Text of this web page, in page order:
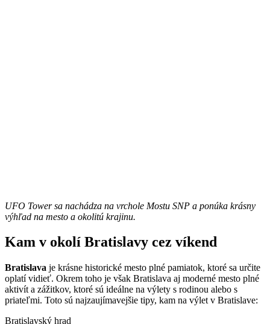
UFO Tower sa nachádza na vrchole Mostu SNP a ponúka krásny
výhľad na mesto a okolitú krajinu.
Kam v okolí Bratislavy cez víkend
Bratislava je krásne historické mesto plné pamiatok, ktoré sa určite
oplatí vidieť. Okrem toho je však Bratislava aj moderné mesto plné
aktivít a zážitkov, ktoré sú ideálne na výlety s rodinou alebo s
priateľmi. Toto sú najzaujímavejšie tipy, kam na výlet v Bratislave:
Bratislavský hrad